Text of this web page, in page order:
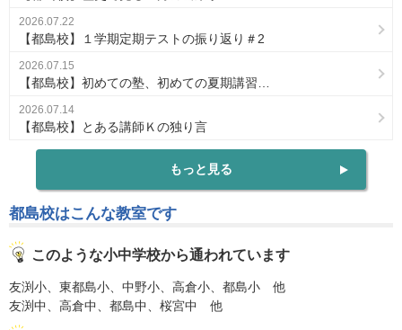
2026.07.22
【都島校】１学期定期テストの振り返り＃2
2026.07.15
【都島校】初めての塾、初めての夏期講習…
2026.07.14
【都島校】とある講師Ｋの独り言
もっと見る
都島校はこんな教室です
このような小中学校から通われています
友渕小、東都島小、中野小、高倉小、都島小 他
友渕中、高倉中、都島中、桜宮中 他